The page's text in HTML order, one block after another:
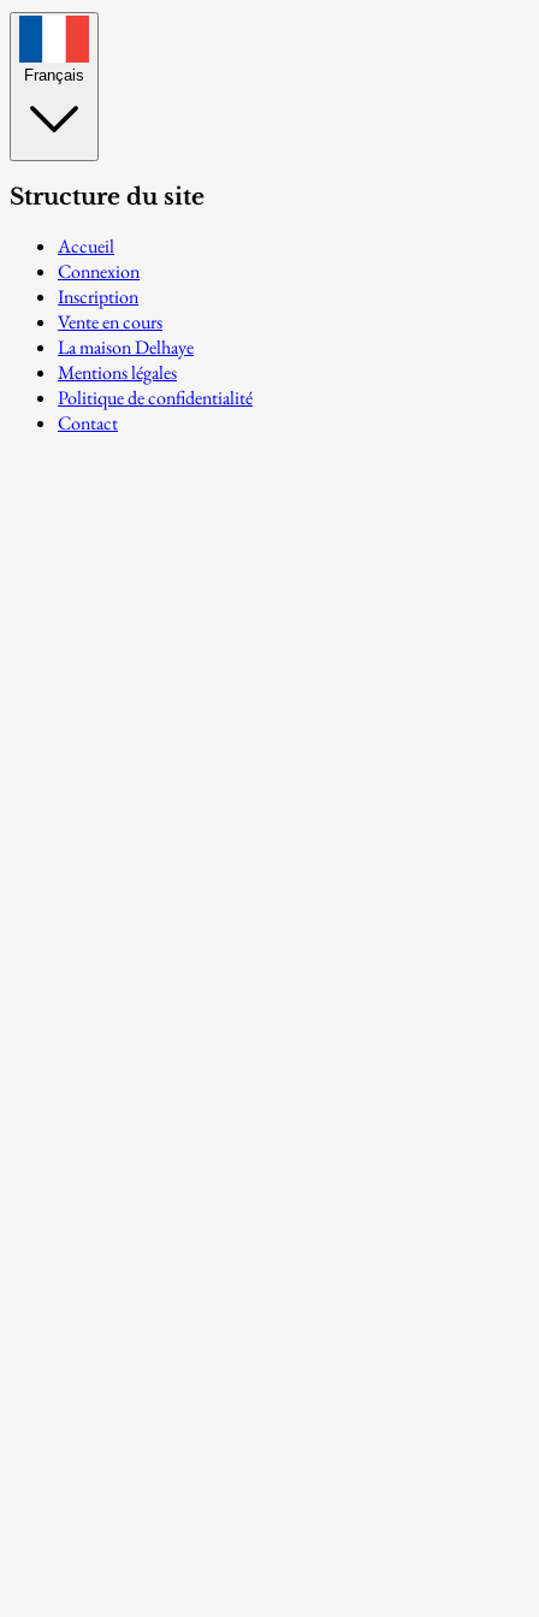
Français
Structure du site
Accueil
Connexion
Inscription
Vente en cours
La maison Delhaye
Mentions légales
Politique de confidentialité
Contact